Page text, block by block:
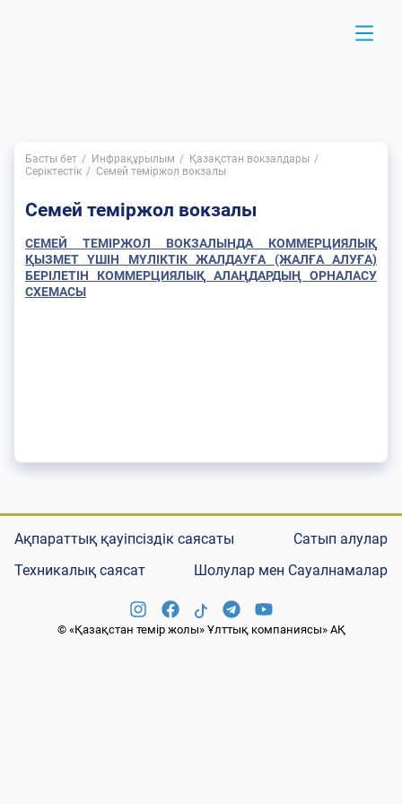
Басты бет Инфрақұрылым
Қазақстан вокзалдары
Серіктестік
Семей теміржол вокзалы
Семей теміржол вокзалы
СЕМЕЙ ТЕМІРЖОЛ ВОКЗАЛЫНДА КОММЕРЦИЯЛЫҚ
ҚЫЗМЕТ ҮШІН МҮЛІКТІК ЖАЛДАУҒА (ЖАЛҒА АЛУҒА)
БЕРІЛЕТІН КОММЕРЦИЯЛЫҚ АЛАҢДАРДЫҢ ОРНАЛАСУ
СХЕМАСЫ
Ақпараттық қауіпсіздік саясаты
Сатып алулар
Техникалық саясат
Шолулар мен Сауалнамалар
© «Қазақстан темір жолы» Ұлттық компаниясы» АҚ